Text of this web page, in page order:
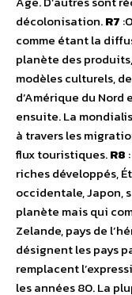
décolonisation.R7
comme étant la
planète des
modèles culturels,
d’Amérique du Nord
ensuite. La
à travers les
flux touristiques.R8
riches développés,
occidentale, Japon,
planète mais qui
Zelande, pays de
désignent les pays
remplacent
les années 80. La